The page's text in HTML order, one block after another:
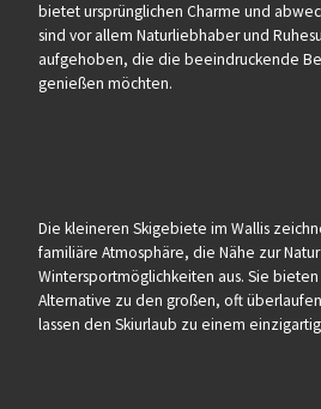
bietet ursprünglichen Charme und
sind vor allem Naturliebhaber und
aufgehoben, die die beeindruckende
genießen möchten.
Die kleineren Skigebiete im Wallis
familiäre Atmosphäre, die Nähe zur
Wintersportmöglichkeiten aus. Sie
Alternative zu den großen, oft
lassen den Skiurlaub zu einem